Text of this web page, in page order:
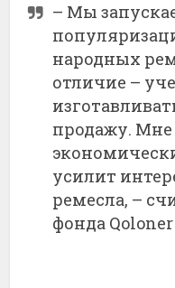
– Мы
народных
отличие –
продажу. Мне
усилит
ремесла, –
фонда